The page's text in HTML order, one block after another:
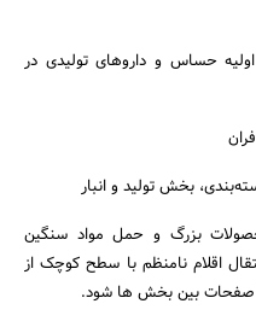
حساس و داروهای تولیدی در
بخش تولید و انبار
بزرگ و حمل مواد سنگین
اقلام نامنظم با سطح کوچک از
یا صفحات بین بخش‌ ها شود.